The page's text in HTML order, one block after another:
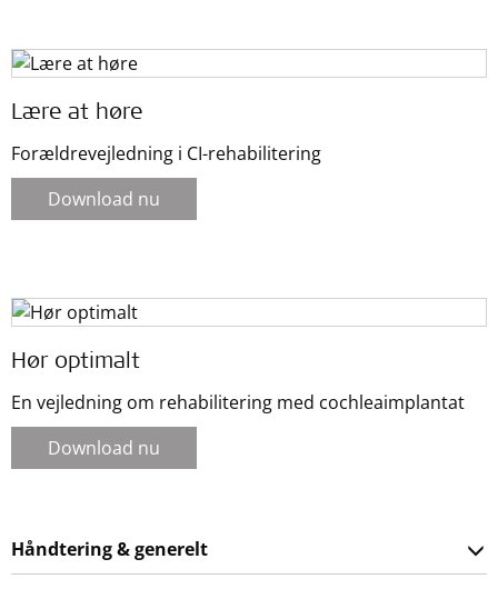
Lære at høre
Forældrevejledning i CI-rehabilitering
Download nu
Hør optimalt
En vejledning om rehabilitering med cochleaimplantat
Download nu
Håndtering & generelt